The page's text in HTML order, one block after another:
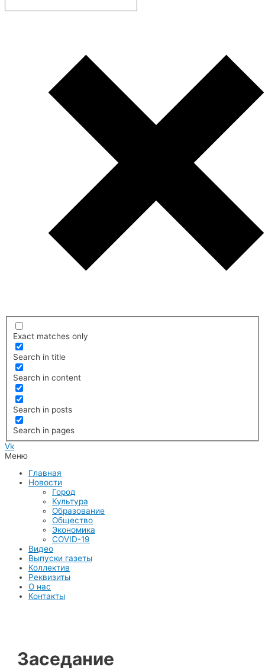
Exact matches only
Search in title
Search in content
Search in posts
Search in pages
Vk
Меню
Главная
Новости
Город
Культура
Образование
Общество
Экономика
COVID-19
Видео
Выпуски газеты
Коллектив
Реквизиты
О нас
Контакты
Заседание